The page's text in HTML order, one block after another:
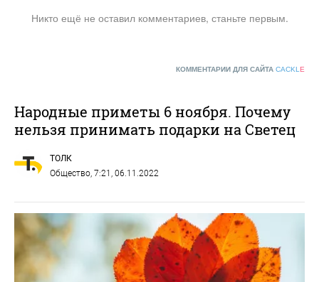
Никто ещё не оставил комментариев, станьте первым.
КОММЕНТАРИИ ДЛЯ САЙТА CACKL E
Народные приметы 6 ноября. Почему
нельзя принимать подарки на Светец
ТОЛК
Общество, 7:21, 06.11.2022